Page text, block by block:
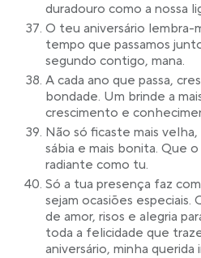
duradouro como a nossa
O teu aniversário lembra-
tempo que passamos
segundo contigo, mana.
A cada ano que passa,
bondade. Um brinde a
crescimento e
Não só ficaste mais
sábia e mais bonita. Que
radiante como tu.
Só a tua presença faz
sejam ocasiões especiais.
de amor, risos e alegria
toda a felicidade que
aniversário, minha querida